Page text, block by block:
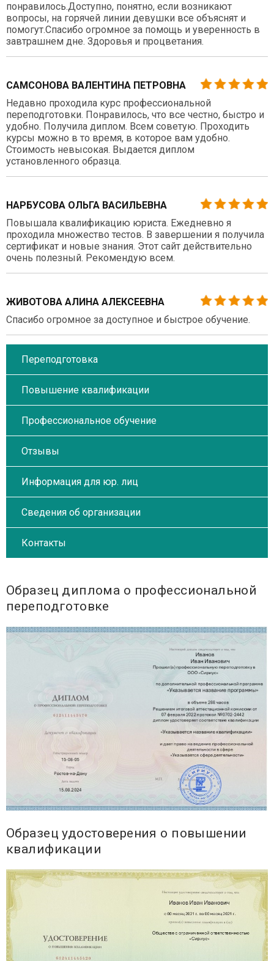
понравилось.Доступно, понятно, если возникают
вопросы, на горячей линии девушки все объяснят и
помогут.Спасибо огромное за помощь и уверенность в
завтрашнем дне. Здоровья и процветания.
САМСОНОВА ВАЛЕНТИНА ПЕТРОВНА
Недавно проходила курс профессиональной
переподготовки. Понравилось, что все честно, быстро и
удобно. Получила диплом. Всем советую. Проходить
курсы можно в то время, в которое вам удобно.
Стоимость невысокая. Выдается диплом
установленного образца.
НАРБУСОВА ОЛЬГА ВАСИЛЬЕВНА
Повышала квалификацию юриста. Ежедневно я
проходила множество тестов. В завершении я получила
сертификат и новые знания. Этот сайт действительно
очень полезный. Рекомендую всем.
ЖИВОТОВА АЛИНА АЛЕКСЕЕВНА
Спасибо огромное за доступное и быстрое обучение.
Переподготовка
Повышение квалификации
Профессиональное обучение
Отзывы
Информация для юр. лиц
Сведения об организации
Контакты
Образец диплома о профессиональной
переподготовке
Образец удостоверения о повышении
квалификации